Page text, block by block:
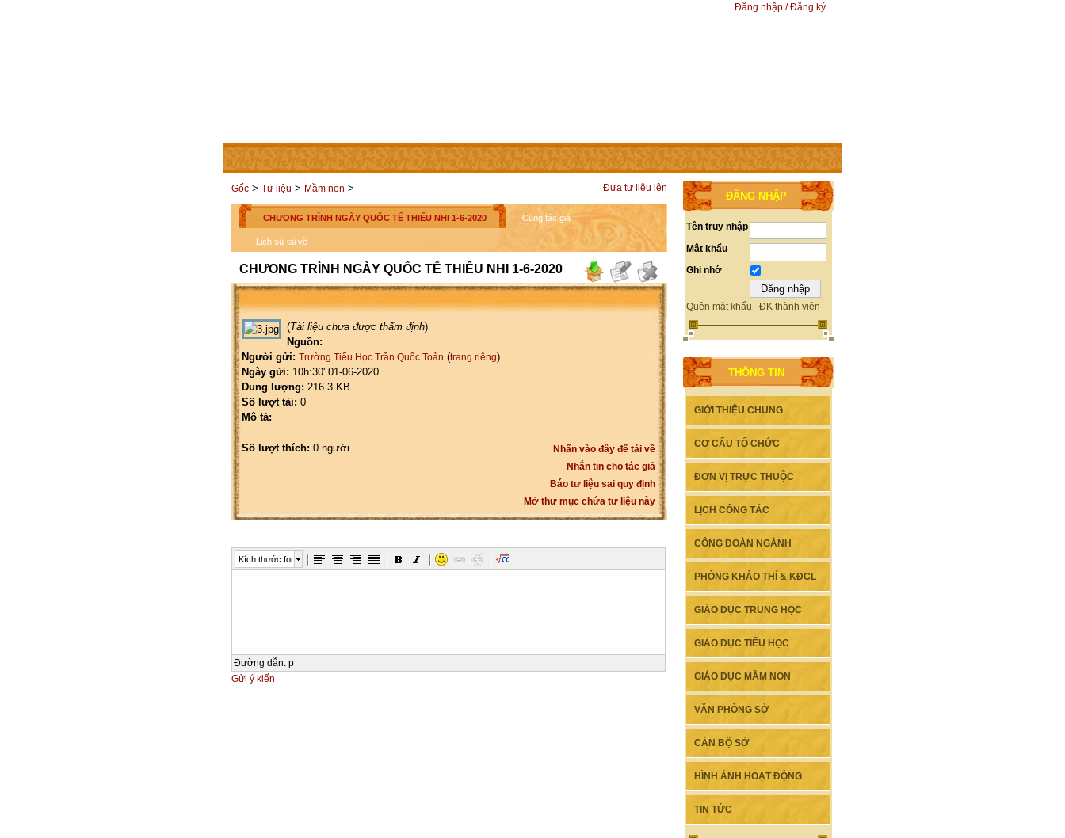
Đăng nhập / Đăng ký
TRANG CHỦ THÀNH VIÊN LIÊN HỆ CÁC TRANG TRỰC THUỘC
ĐĂNG NHẬP
Tên truy nhập
Mật khẩu
Ghi nhớ
Quên mật khẩu ĐK thành viên
THÔNG TIN
GIỚI THIỆU CHUNG
CƠ CẤU TỔ CHỨC
ĐƠN VỊ TRỰC THUỘC
LỊCH CÔNG TÁC
CÔNG ĐOÀN NGÀNH
PHÒNG KHẢO THÍ & KĐCL
GIÁO DỤC TRUNG HỌC
GIÁO DỤC TIỂU HỌC
GIÁO DỤC MẦM NON
VĂN PHÒNG SỞ
CÁN BỘ SỞ
HÌNH ẢNH HOẠT ĐỘNG
TIN TỨC
Đưa tư liệu lên
Gốc > Tư liệu > Mầm non >
CHƯONG TRÌNH NGÀY QUỐC TẾ THIẾU NHI 1-6-2020 Cùng tác giả
Lịch sử tải về
CHƯONG TRÌNH NGÀY QUỐC TẾ THIẾU NHI 1-6-2020
(Tài liệu chưa được thẩm định)
Nguồn:
Người gửi: Trường Tiểu Học Trần Quốc Toản (trang riêng)
Ngày gửi: 10h:30' 01-06-2020
Dung lượng: 216.3 KB
Số lượt tải: 0
Mô tả:
Nhấn vào đây để tải về
Nhắn tin cho tác giả
Báo tư liệu sai quy định
Mở thư mục chứa tư liệu này
Số lượt thích: 0 người
Kích thước font
Đường dẫn: p
Gửi ý kiến